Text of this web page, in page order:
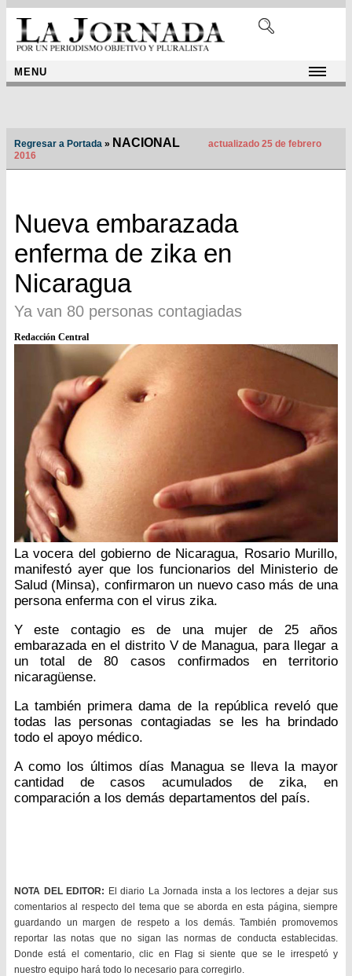
MENU
Regresar a Portada » NACIONAL
actualizado 25 de febrero
2016
Nueva embarazada
enferma de zika en
Nicaragua
Ya van 80 personas contagiadas
Redacción Central
La vocera del gobierno de Nicaragua, Rosario Murillo,
manifestó ayer que los funcionarios del Ministerio de
Salud (Minsa), confirmaron un nuevo caso más de una
persona enferma con el virus zika.
Y este contagio es de una mujer de 25 años
embarazada en el distrito V de Managua, para llegar a
un total de 80 casos confirmados en territorio
nicaragüense.
La también primera dama de la república reveló que
todas las personas contagiadas se les ha brindado
todo el apoyo médico.
A como los últimos días Managua se lleva la mayor
cantidad de casos acumulados de zika, en
comparación a los demás departamentos del país.
NOTA DEL EDITOR: El diario La Jornada insta a los lectores a dejar sus
comentarios al respecto del tema que se aborda en esta página, siempre
guardando un margen de respeto a los demás. También promovemos
reportar las notas que no sigan las normas de conducta establecidas.
Donde está el comentario, clic en Flag si siente que se le irrespetó y
nuestro equipo hará todo lo necesario para corregirlo.